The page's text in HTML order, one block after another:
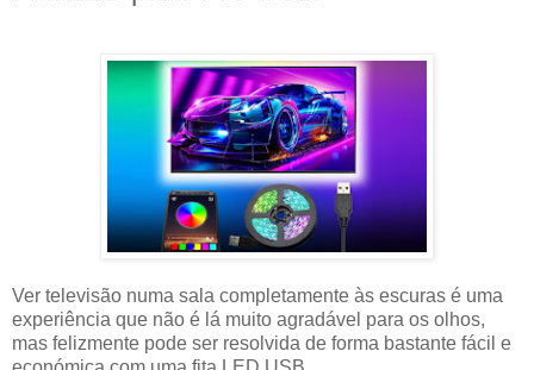
Ver televisão numa sala completamente às escuras é uma
experiência que não é lá muito agradável para os olhos,
mas felizmente pode ser resolvida de forma bastante fácil e